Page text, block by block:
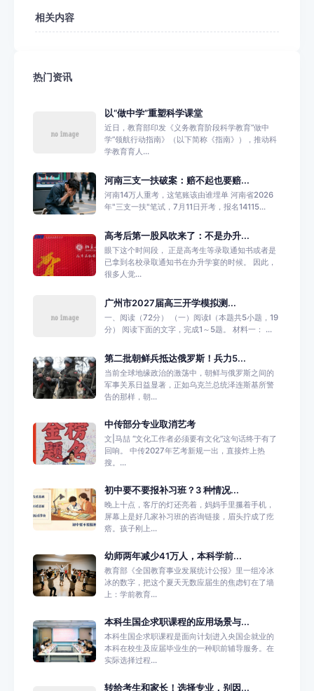
相关内容
热门资讯
以“做中学”重塑科学课堂
近日，教育部印发《义务教育阶段科学教育“做中
学”领航行动指南》（以下简称《指南》），推动科
学教育育人...
河南三支一扶破案：赔不起也要赔...
河南14万人重考，这笔账该由谁埋单 河南省2026
年"三支一扶"笔试，7月11日开考，报名14115...
高考后第一股风吹来了：不是办升...
眼下这个时间段， 正是高考生等录取通知书或者是
已拿到名校录取通知书在办升学宴的时候。 因此，
很多人觉...
广州市2027届高三开学模拟测...
一、阅读（72分） （一）阅读I（本题共5小题，19
分） 阅读下面的文字，完成1～5题。 材料一： ...
第二批朝鲜兵抵达俄罗斯！兵力5...
当前全球地缘政治的激荡中，朝鲜与俄罗斯之间的
军事关系日益显著，正如乌克兰总统泽连斯基所警
告的那样，朝...
中传部分专业取消艺考
文|马喆 “文化工作者必须要有文化”这句话终于有了
回响。 中传2027年艺考新规一出，直接炸上热
搜。...
初中要不要报补习班？3 种情况...
晚上十点，客厅的灯还亮着，妈妈手里攥着手机，
屏幕上是好几家补习班的咨询链接，眉头拧成了疙
瘩。孩子刚上...
幼师两年减少41万人，本科学前...
教育部《全国教育事业发展统计公报》里一组冷冰
冰的数字，把这个夏天无数应届生的焦虑钉在了墙
上：学前教育...
本科生国企求职课程的应用场景与...
本科生国企求职课程是面向计划进入央国企就业的
本科在校生及应届毕业生的一种职前辅导服务。在
实际选择过程...
转给考生和家长！选择专业，别因...